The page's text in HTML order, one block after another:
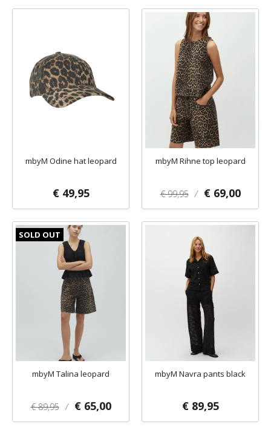
mbyM Odine hat leopard
€ 49,95
mbyM Rihne top leopard
€ 99,95 / € 69,00
SOLD OUT
mbyM Talina leopard
€ 89,95 / € 65,00
mbyM Navra pants black
€ 89,95